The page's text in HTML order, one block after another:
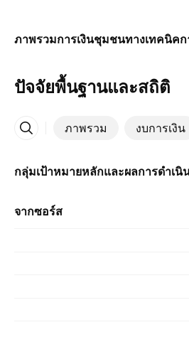
ภาพรวมการเงินชุมชนทางเทคนิค
ปัจจัยพื้นฐานและสถิติ
ภาพรวม งบการเงิน
เพิ่มเติม
กลุ่มเป้าหมายหลักและผลการดำเ
จากซอร์ส